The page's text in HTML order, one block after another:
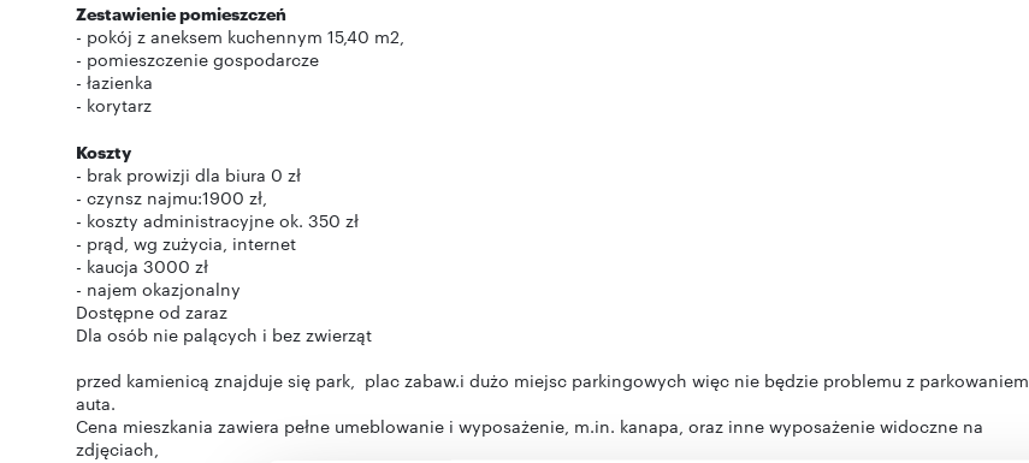
Zestawienie pomieszczeń
- pokój z aneksem kuchennym 15,40 m2,
- pomieszczenie gospodarcze
- łazienka
- korytarz
Koszty
- brak prowizji dla biura 0 zł
- czynsz najmu:1900 zł,
- koszty administracyjne ok. 350 zł
- prąd, wg zużycia, internet
- kaucja 3000 zł
- najem okazjonalny
Dostępne od zaraz
Dla osób nie palących i bez zwierząt
przed kamienicą znajduje się park, plac zabaw.i dużo miejsc parkingowych więc nie będzie problemu z parkowaniem
auta.
Cena mieszkania zawiera pełne umeblowanie i wyposażenie, m.in. kanapa, oraz inne wyposażenie widoczne na
zdjęciach,